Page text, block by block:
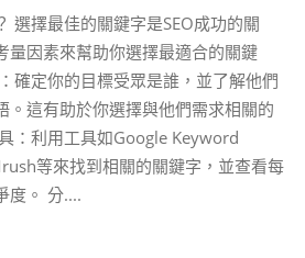
選擇最佳的關鍵字是SEO成功的關
量因素來幫助你選擇最適合的關鍵
確定你的目標受眾是誰，並了解他們
。這有助於你選擇與他們需求相關的
：利用工具如Google Keyword
等來找到相關的關鍵字，並查看每
度。 分....